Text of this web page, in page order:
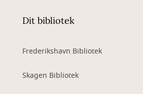
Dit bibliotek
Frederikshavn Bibliotek
Skagen Bibliotek